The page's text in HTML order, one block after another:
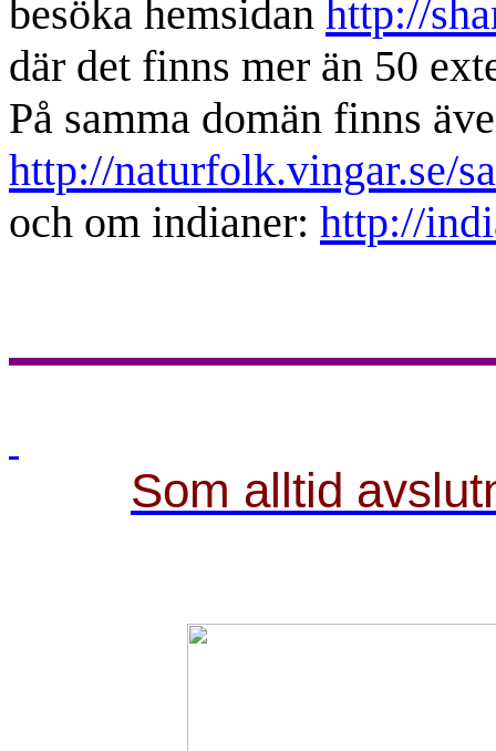
besöka hemsidan http://
där det finns mer än 50
På samma domän finns
http://naturfolk.vingar.se/
och om indianer: http://
Som alltid